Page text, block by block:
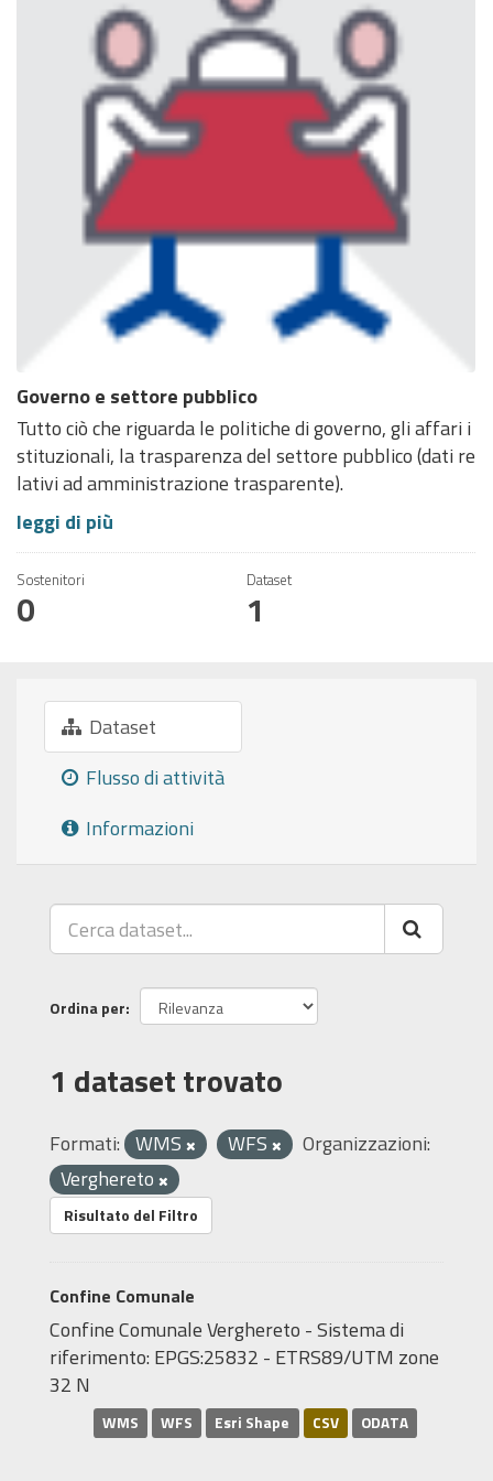
Governo e settore pubblico
Tutto ciò che riguarda le politiche di governo, gli affari i
stituzionali, la trasparenza del settore pubblico (dati re
lativi ad amministrazione trasparente).
leggi di più
Sostenitori
0
Dataset
1
Dataset
Flusso di attività
Informazioni
Ordina per
1 dataset trovato
Formati: WMS WFS
Organizzazioni:
Verghereto
Risultato del Filtro
Confine Comunale
Confine Comunale Verghereto - Sistema di
riferimento: EPGS:25832 - ETRS89/UTM zone
32 N
WMS WFS Esri Shape CSV ODATA